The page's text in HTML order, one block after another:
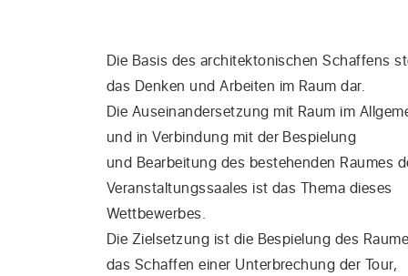
Die Basis des architektonischen Schaffens
das Denken und Arbeiten im Raum dar.
Die Auseinandersetzung mit Raum im
und in Verbindung mit der Bespielung
und Bearbeitung des bestehenden Raumes
Veranstaltungssaales ist das Thema dieses
Wettbewerbes.
Die Zielsetzung ist die Bespielung des
das Schaffen einer Unterbrechung der Tour,